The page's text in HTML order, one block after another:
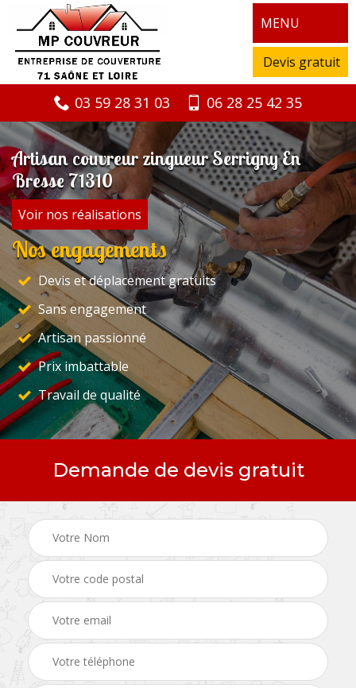
MENU
Devis gratuit
03 59 28 31 03 06 28 25 42 35
Artisan couvreur zingueur Serrigny En
Bresse 71310
Voir nos réalisations
Nos engagements
Devis et déplacement gratuits
Sans engagement
Artisan passionné
Prix imbattable
Travail de qualité
Demande de devis gratuit